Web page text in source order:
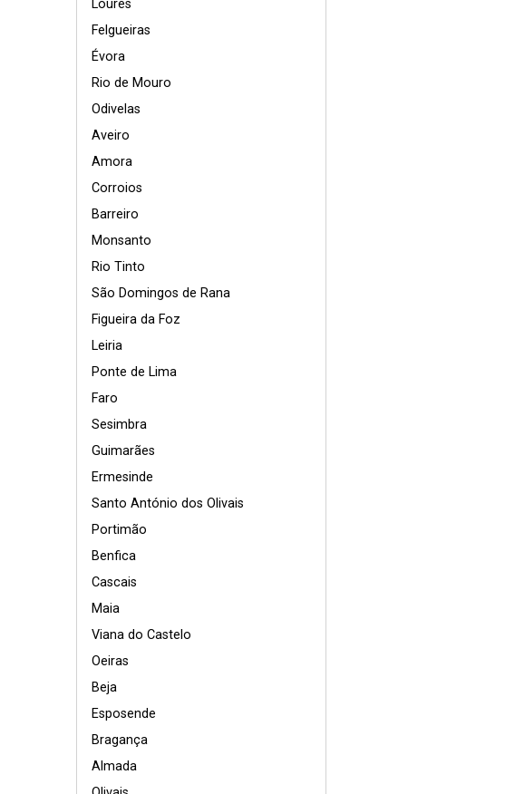
Loures
Felgueiras
Évora
Rio de Mouro
Odivelas
Aveiro
Amora
Corroios
Barreiro
Monsanto
Rio Tinto
São Domingos de Rana
Figueira da Foz
Leiria
Ponte de Lima
Faro
Sesimbra
Guimarães
Ermesinde
Santo António dos Olivais
Portimão
Benfica
Cascais
Maia
Viana do Castelo
Oeiras
Beja
Esposende
Bragança
Almada